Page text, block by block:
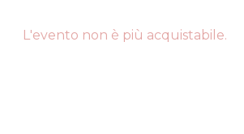
L'evento non è più acquistabile.